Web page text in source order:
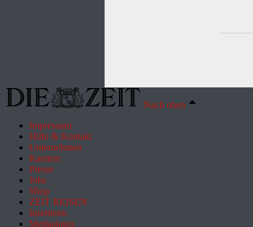
Nach oben
Impressum
Hilfe & Kontakt
Unternehmen
Karriere
Presse
Jobs
Shop
ZEIT REISEN
Inserieren
Mediadaten